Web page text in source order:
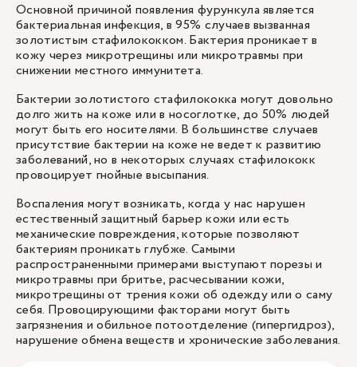
Основной причиной появления фурункула является
бактериальная инфекция, в 95% случаев вызванная
золотистым стафилококком. Бактерия проникает в
кожу через микротрещины или микротравмы при
снижении местного иммунитета.
Бактерии золотистого стафилококка могут довольно
долго жить на коже или в носоглотке, до 50% людей
могут быть его носителями. В большинстве случаев
присутствие бактерии на коже не ведет к развитию
заболеваний, но в некоторых случаях стафилококк
провоцирует гнойные высыпания.
Воспаления могут возникать, когда у нас нарушен
естественный защитный барьер кожи или есть
механические повреждения, которые позволяют
бактериям проникать глубже. Самыми
распространенными примерами выступают порезы и
микротравмы при бритье, расчесывании кожи,
микротрещины от трения кожи об одежду или о саму
себя. Провоцирующими факторами могут быть
загрязнения и обильное потоотделение (гипергидроз),
нарушение обмена веществ и хронические заболевания.